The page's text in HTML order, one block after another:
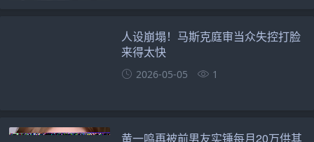
人设崩塌！马斯克庭审当众失控打脸
来得太快
2026-05-05 1
黄一鸣再被前男友实锤每月20万供其